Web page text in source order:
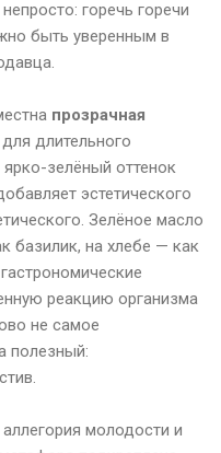
горечь горечи
быть уверенным в
прозрачная
длительного
зелёный оттенок
эстетического
Зелёное масло
базилик, на хлебе — как
реакцию организма
не самое
полезный:
молодости и